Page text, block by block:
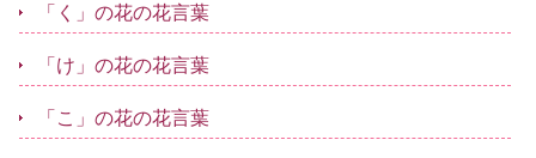
「く」の花の花言葉
「け」の花の花言葉
「こ」の花の花言葉